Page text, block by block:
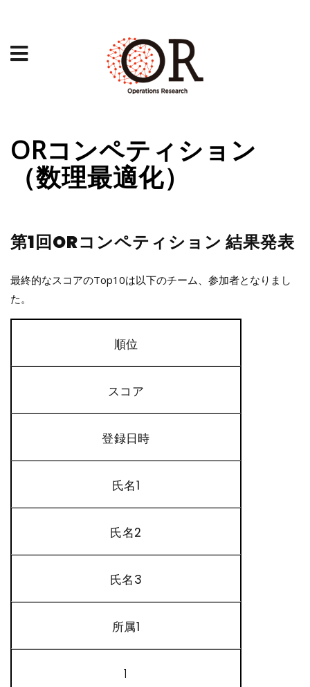
ORコンペティション
（数理最適化）
第1回ORコンペティション 結果発表
最終的なスコアのTop10は以下のチーム、参加者となりまし
た。
順位
スコア
登録日時
氏名1
氏名2
氏名3
所属1
1